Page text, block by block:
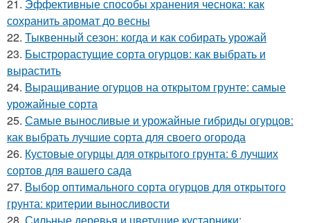
21. Эффективные способы хранения чеснока: как
сохранить аромат до весны
22. Тыквенный сезон: когда и как собирать урожай
23. Быстрорастущие сорта огурцов: как выбрать и
вырастить
24. Выращивание огурцов на открытом грунте: самые
урожайные сорта
25. Самые выносливые и урожайные гибриды огурцов:
как выбрать лучшие сорта для своего огорода
26. Кустовые огурцы для открытого грунта: 6 лучших
сортов для вашего сада
27. Выбор оптимального сорта огурцов для открытого
грунта: критерии выносливости
28. Сильные деревья и цветущие кустарники: